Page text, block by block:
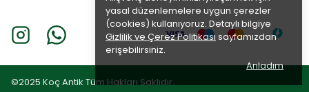
yasal düzenlemelere uygun çerezler
(cookies) kullanıyoruz. Detaylı bilgiye
Gizlilik ve Çerez Politikası sayfamızdan
erişebilirsiniz.
Anladım
©2025 Koç Antik Tüm Hakları Saklıdır.